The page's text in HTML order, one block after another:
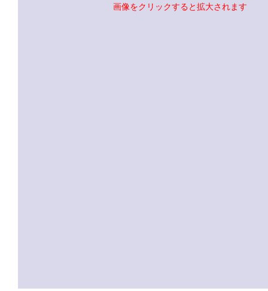
画像をクリックすると拡大されます